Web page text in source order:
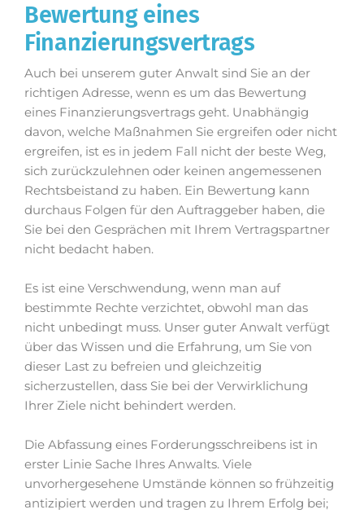
Bewertung eines
Finanzierungsvertrags
Auch bei unserem guter Anwalt sind Sie an der
richtigen Adresse, wenn es um das Bewertung
eines Finanzierungsvertrags geht. Unabhängig
davon, welche Maßnahmen Sie ergreifen oder nicht
ergreifen, ist es in jedem Fall nicht der beste Weg,
sich zurückzulehnen oder keinen angemessenen
Rechtsbeistand zu haben. Ein Bewertung kann
durchaus Folgen für den Auftraggeber haben, die
Sie bei den Gesprächen mit Ihrem Vertragspartner
nicht bedacht haben.
Es ist eine Verschwendung, wenn man auf
bestimmte Rechte verzichtet, obwohl man das
nicht unbedingt muss. Unser guter Anwalt verfügt
über das Wissen und die Erfahrung, um Sie von
dieser Last zu befreien und gleichzeitig
sicherzustellen, dass Sie bei der Verwirklichung
Ihrer Ziele nicht behindert werden.
Die Abfassung eines Forderungsschreibens ist in
erster Linie Sache Ihres Anwalts. Viele
unvorhergesehene Umstände können so frühzeitig
antizipiert werden und tragen zu Ihrem Erfolg bei;